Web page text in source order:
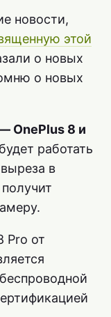
новости,
этой
о новых
о новых
OnePlus 8 и
работать
в
Pro от